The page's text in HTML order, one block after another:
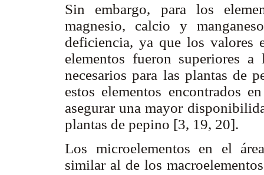
Sin embargo, para los
magnesio, calcio y
deficiencia, ya que los valores
elementos fueron superiores
necesarios para las plantas de
estos elementos encontrados
asegurar una mayor
plantas de pepino [3, 19, 20].
Los microelementos en el
similar al de los